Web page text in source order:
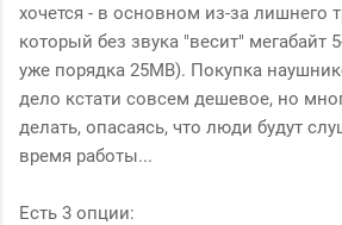
хочется - в основном из-за лишнего
который без звука "весит" мегабайт
уже порядка 25MB). Покупка
дело кстати совсем дешевое, но
делать, опасаясь, что люди будут
время работы...
Есть 3 опции: